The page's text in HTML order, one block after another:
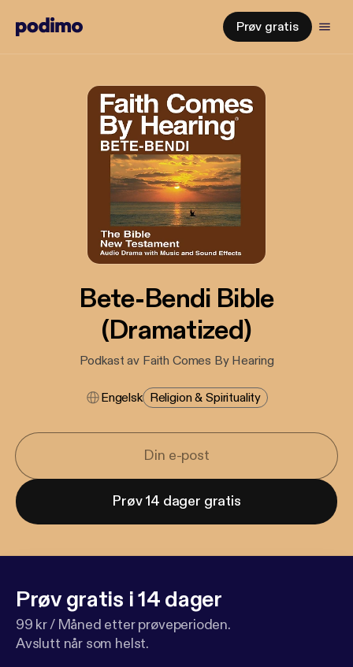
Prøv gratis
Bete-Bendi Bible
(Dramatized)
Podkast av Faith Comes By Hearing
Engelsk Religion & Spirituality
Prøv 14 dager gratis
Prøv gratis i 14 dager
99 kr / Måned etter prøveperioden.
Avslutt når som helst.